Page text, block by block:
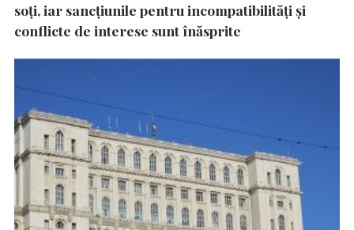
soți, iar sancțiunile pentru incompatibilități și
conflicte de interese sunt înăsprite